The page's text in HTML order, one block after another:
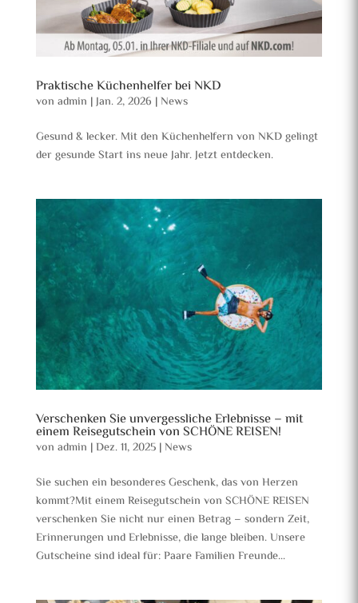
Praktische Küchenhelfer bei NKD
von admin |Jan. 2, 2026 |News
Gesund & lecker. Mit den Küchenhelfern von NKD gelingt
der gesunde Start ins neue Jahr. Jetzt entdecken.
Verschenken Sie unvergessliche Erlebnisse – mit
einem Reisegutschein von SCHÖNE REISEN!
von admin |Dez. 11, 2025|News
Sie suchen ein besonderes Geschenk, das von Herzen
kommt?Mit einem Reisegutschein von SCHÖNE REISEN
verschenken Sie nicht nur einen Betrag – sondern Zeit,
Erinnerungen und Erlebnisse, die lange bleiben. Unsere
Gutscheine sind ideal für: Paare Familien Freunde...